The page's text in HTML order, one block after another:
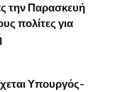
την Παρασκευή
πολίτες για
Υπουργός-